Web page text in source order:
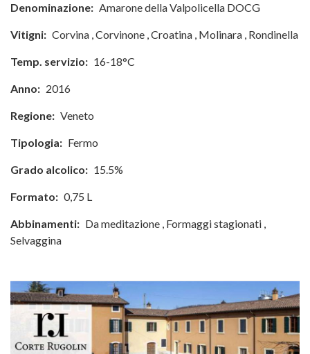
Denominazione: Amarone della Valpolicella DOCG
Vitigni: Corvina ,Corvinone ,Croatina , Molinara , Rondinella
Temp. servizio: 16-18°C
Anno: 2016
Regione: Veneto
Tipologia: Fermo
Grado alcolico: 15.5%
Formato: 0,75 L
Abbinamenti: Da meditazione , Formaggi stagionati ,
Selvaggina